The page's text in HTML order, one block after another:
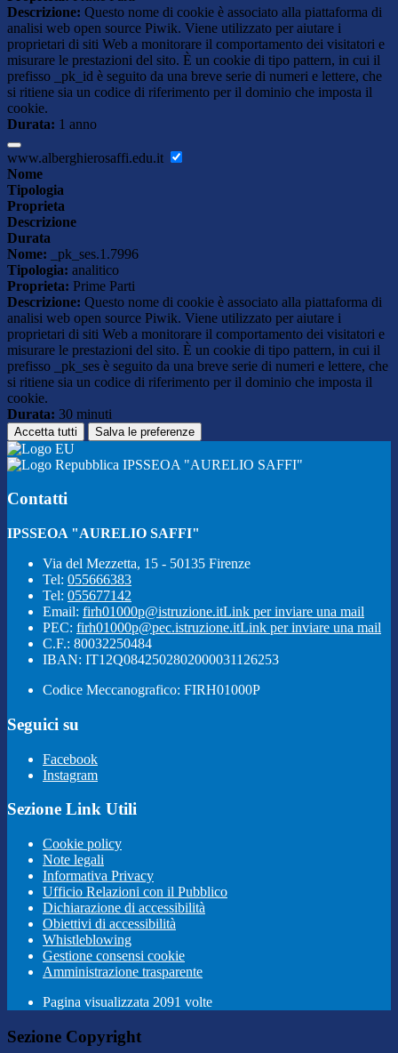
Descrizione: Questo nome di cookie è associato alla piattaforma di
analisi web open source Piwik. Viene utilizzato per aiutare i
proprietari di siti Web a monitorare il comportamento dei visitatori e
misurare le prestazioni del sito. È un cookie di tipo pattern, in cui il
prefisso _pk_id è seguito da una breve serie di numeri e lettere, che
si ritiene sia un codice di riferimento per il dominio che imposta il
cookie.
Durata: 1 anno
www.alberghierosaffi.edu.it
Nome
Tipologia
Proprieta
Descrizione
Durata
Nome: _pk_ses.1.7996
Tipologia: analitico
Proprieta: Prime Parti
Descrizione: Questo nome di cookie è associato alla piattaforma di
analisi web open source Piwik. Viene utilizzato per aiutare i
proprietari di siti Web a monitorare il comportamento dei visitatori e
misurare le prestazioni del sito. È un cookie di tipo pattern, in cui il
prefisso _pk_ses è seguito da una breve serie di numeri e lettere, che
si ritiene sia un codice di riferimento per il dominio che imposta il
cookie.
Durata: 30 minuti
Accetta tutti Salva le preferenze
IPSSEOA "AURELIO SAFFI"
Contatti
IPSSEOA "AURELIO SAFFI"
Via del Mezzetta, 15 - 50135 Firenze
Tel: 055666383
Tel: 055677142
Email: firh01000p@istruzione.itLink per inviare una mail
PEC: firh01000p@pec.istruzione.itLink per inviare una mail
C.F.: 80032250484
IBAN: IT12Q0842502802000031126253
Codice Meccanografico: FIRH01000P
Seguici su
Facebook
Instagram
Sezione Link Utili
Cookie policy
Note legali
Informativa Privacy
Ufficio Relazioni con il Pubblico
Dichiarazione di accessibilità
Obiettivi di accessibilità
Whistleblowing
Gestione consensi cookie
Amministrazione trasparente
Pagina visualizzata 2091 volte
Sezione Copyright